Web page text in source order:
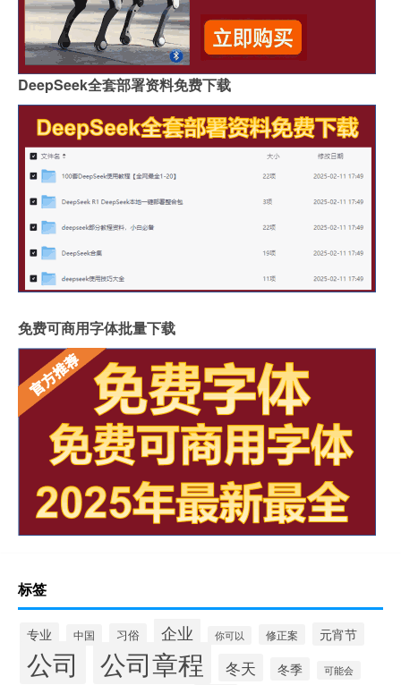
DeepSeek全套部署资料免费下载
免费可商用字体批量下载
标签
专业 中国 习俗 企业 你可以 修正案 元宵节
公司 公司章程 冬天 冬季 可能会